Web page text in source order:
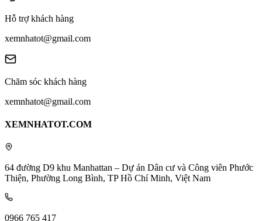
Hỗ trợ khách hàng
xemnhatot@gmail.com
Chăm sóc khách hàng
xemnhatot@gmail.com
XEMNHATOT.COM
64 đường D9 khu Manhattan – Dự án Dân cư và Công viên Phước
Thiện, Phường Long Bình, TP Hồ Chí Minh, Việt Nam
0966 765 417